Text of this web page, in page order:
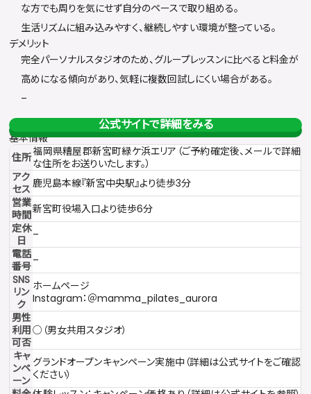
な方でも周りを気にせず自分のペースで取り組める。
生活リズムに組み込みやすく、継続しやすい環境が整っている。
デメリット
完全パーソナルスタジオのため、グループレッスンに比べると料金が
高めになる傾向があり、気軽に複数回試しにくい場合がある。
–
公式サイトで詳細をみる
基本情報
住所福岡県糟屋郡新宮町緑ケ浜エリア（ご予約確定後、メールで詳細
な住所をお送りいたします。）
アク
セス 鹿児島本線『新宮中央駅』より徒歩3分
営業
時間新宮町役場入口より徒歩6分
定休
日 –
電話
番号–
SNS
リン
ク
ホームページ
Instagram：＠mamma_pilates_aurora
男性
利用
可否
○（男女共用スタジオ）
キャ
ンペ
ーン
グランドオープンキャンペーン実施中（詳細は公式サイトをご確認
ください）